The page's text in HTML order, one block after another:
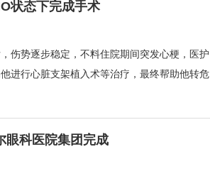
状态下完成手术
伤势逐步稳定，不料住院期间突发心梗，医护
进行心脏支架植入术等治疗，最终帮助他转危
眼科医院集团完成